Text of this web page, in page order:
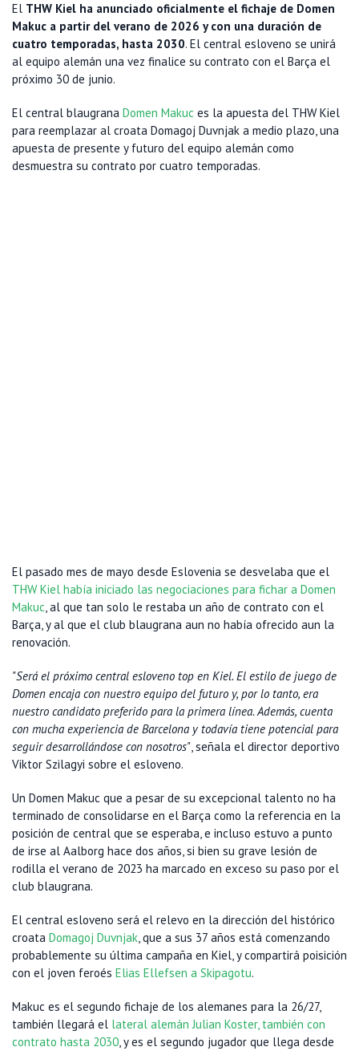
El THW Kiel ha anunciado oficialmente el fichaje de Domen
Makuc a partir del verano de 2026 y con una duración de
cuatro temporadas, hasta 2030. El central esloveno se unirá
al equipo alemán una vez finalice su contrato con el Barça el
próximo 30 de junio.
El central blaugrana Domen Makuc es la apuesta del THW Kiel
para reemplazar al croata Domagoj Duvnjak a medio plazo, una
apuesta de presente y futuro del equipo alemán como
desmuestra su contrato por cuatro temporadas.
El pasado mes de mayo desde Eslovenia se desvelaba que el
THW Kiel había iniciado las negociaciones para fichar a Domen
Makuc, al que tan solo le restaba un año de contrato con el
Barça, y al que el club blaugrana aun no había ofrecido aun la
renovación.
"Será el próximo central esloveno top en Kiel. El estilo de juego de
Domen encaja con nuestro equipo del futuro y, por lo tanto, era
nuestro candidato preferido para la primera línea. Además, cuenta
con mucha experiencia de Barcelona y todavía tiene potencial para
seguir desarrollándose con nosotros", señala el director deportivo
Viktor Szilagyi sobre el esloveno.
Un Domen Makuc que a pesar de su excepcional talento no ha
terminado de consolidarse en el Barça como la referencia en la
posición de central que se esperaba, e incluso estuvo a punto
de irse al Aalborg hace dos años, si bien su grave lesión de
rodilla el verano de 2023 ha marcado en exceso su paso por el
club blaugrana.
El central esloveno será el relevo en la dirección del histórico
croata Domagoj Duvnjak, que a sus 37 años está comenzando
probablemente su última campaña en Kiel, y compartirá poisición
con el joven feroés Elias Ellefsen a Skipagotu.
Makuc es el segundo fichaje de los alemanes para la 26/27,
también llegará el lateral alemán Julian Koster, también con
contrato hasta 2030, y es el segundo jugador que llega desde